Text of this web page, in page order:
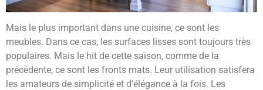
Mais le plus important dans une cuisine, ce sont les
meubles. Dans ce cas, les surfaces lisses sont toujours très
populaires. Mais le hit de cette saison, comme de la
précédente, ce sont les fronts mats. Leur utilisation satisfera
les amateurs de simplicité et d’élégance à la fois. Les